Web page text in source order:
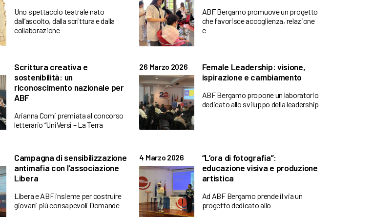
Uno spettacolo teatrale nato
dall’ascolto, dalla scrittura e dalla
collaborazione
ABF Bergamo promuove un progetto
che favorisce accoglienza, relazione
e
Scrittura creativa e
sostenibilità: un
riconoscimento nazionale per
ABF
Arianna Comi premiata al concorso
letterario “UniVersi – La Terra
26 Marzo 2026
Female Leadership: visione,
ispirazione e cambiamento
ABF Bergamo propone un laboratorio
dedicato allo sviluppo della leadership
Campagna di sensibilizzazione
antimafia con l’associazione
Libera
Libera e ABF insieme per costruire
giovani più consapevoli Domande
4 Marzo 2026
“L’ora di fotografia”:
educazione visiva e produzione
artistica
Ad ABF Bergamo prende il via un
progetto dedicato allo